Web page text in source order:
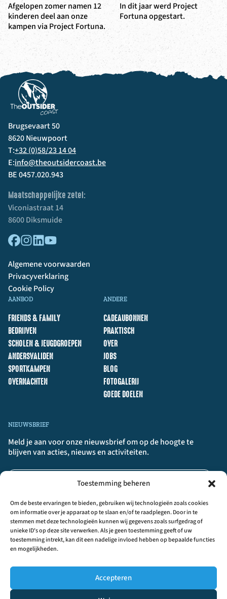
Toestemming beheren
Om de beste ervaringen te bieden, gebruiken wij technologieën zoals cookies
om informatie over je apparaat op te slaan en/of te raadplegen. Door in te
stemmen met deze technologieën kunnen wij gegevens zoals surfgedrag of
unieke ID's op deze site verwerken. Als je geen toestemming geeft of uw
toestemming intrekt, kan dit een nadelige invloed hebben op bepaalde functies
en mogelijkheden.
Accepteren
Afgelopen zomer namen 12
kinderen deel aan onze
kampen via Project Fortuna.
In dit jaar werd Project
Fortuna opgestart.
Brugsevaart 50
8620 Nieuwpoort
T:+32 (0)58/23 14 04
E:info@theoutsidercoast.be
BE 0457.020.943
Maatschappelijke zetel:
Viconiastraat 14
8600 Diksmuide
Algemene voorwaarden
Privacyverklaring
Cookie Policy
AANBOD
FRIENDS & FAMILY
BEDRIJVEN
SCHOLEN & JEUGDGROEPEN
ANDERSVALIDEN
SPORTKAMPEN
OVERNACHTEN
ANDERE
CADEAUBONNEN
PRAKTISCH
OVER
JOBS
BLOG
FOTOGALERIJ
GOEDE DOELEN
NIEUWSBRIEF
Meld je aan voor onze nieuwsbrief om op de hoogte te
blijven van acties, nieuws en activiteiten.
algemene voorwaarden.
AANMELDEN>>